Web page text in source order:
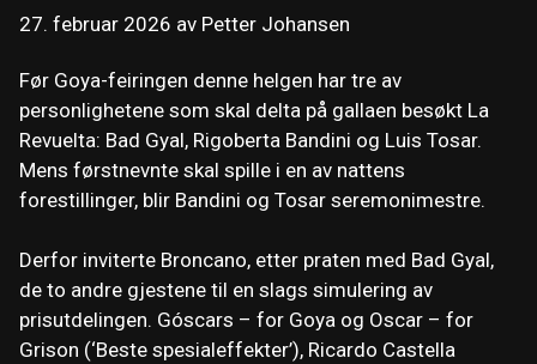
27. februar 2026 av Petter Johansen
Før Goya-feiringen denne helgen har tre av
personlighetene som skal delta på gallaen besøkt La
Revuelta: Bad Gyal, Rigoberta Bandini og Luis Tosar.
Mens førstnevnte skal spille i en av nattens
forestillinger, blir Bandini og Tosar seremonimestre.
Derfor inviterte Broncano, etter praten med Bad Gyal,
de to andre gjestene til en slags simulering av
prisutdelingen. Góscars – for Goya og Oscar – for
Grison (‘Beste spesialeffekter’), Ricardo Castella